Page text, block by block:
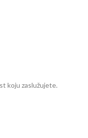
koju zaslužujete.